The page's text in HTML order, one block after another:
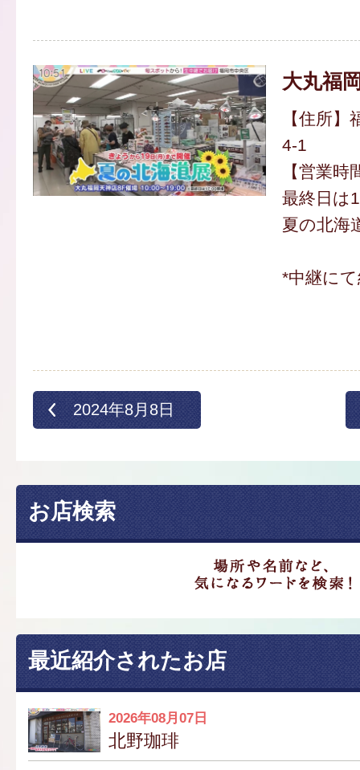
大丸福
【住所
4-1
【営業
最終日は
夏の北海
*中継に
2024年8月8日
お店検索
最近紹介されたお店
2026年08月07日
北野珈琲